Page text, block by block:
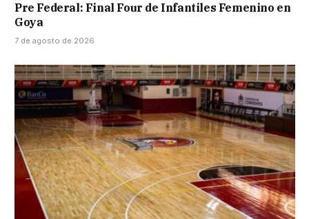
Pre Federal: Final Four de Infantiles Femenino en
Goya
7 de agosto de 2026